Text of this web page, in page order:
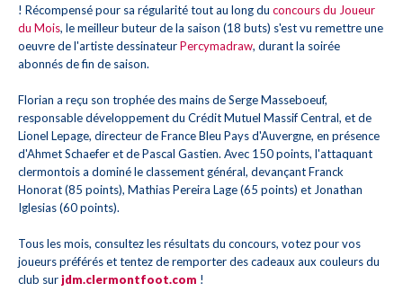
! Récompensé pour sa régularité tout au long du concours du Joueur
du Mois, le meilleur buteur de la saison (18 buts) s'est vu remettre une
oeuvre de l'artiste dessinateurPercymadraw, durant la soirée
abonnés de fin de saison.
Florian a reçu son trophée des mains de Serge Masseboeuf,
responsable développement du Crédit Mutuel Massif Central, et de
Lionel Lepage, directeur de France Bleu Pays d'Auvergne, en présence
d'Ahmet Schaefer et de Pascal Gastien. Avec 150 points, l'attaquant
clermontois a dominé le classement général, devançant Franck
Honorat (85 points), Mathias Pereira Lage (65 points) et Jonathan
Iglesias (60 points).
Tous les mois, consultez les résultats du concours, votez pour vos
joueurs préférés et tentez de remporter des cadeaux aux couleurs du
club surjdm.clermontfoot.com !